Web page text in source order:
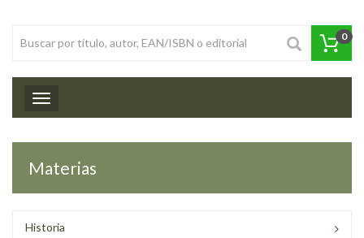
0
Toggle navigation
Materias
Historia